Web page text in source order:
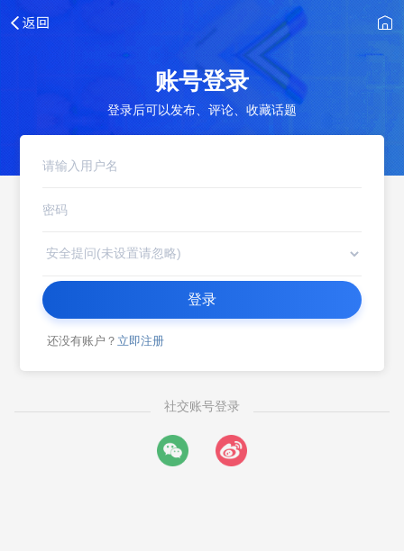
账号登录
登录后可以发布、评论、收藏话题
登录
还没有账户？ 立即注册
社交账号登录